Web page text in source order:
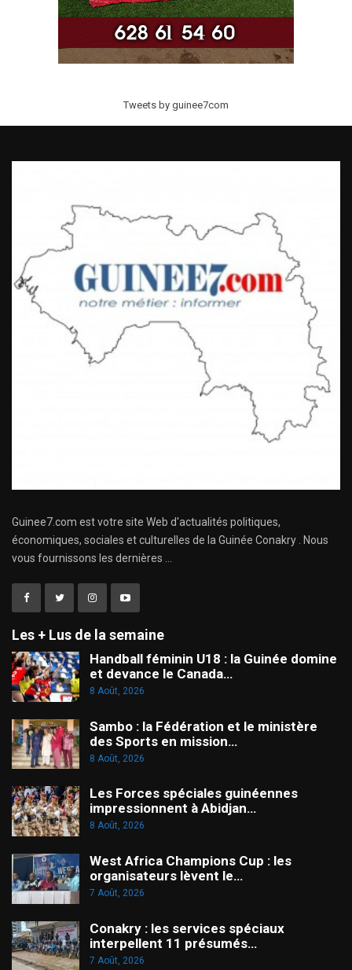
Tweets by guinee7com
Guinee7.com est votre site Web d'actualités politiques,
économiques, sociales et culturelles de la Guinée Conakry . Nous
vous fournissons les dernières ...
Les + Lus de la semaine
Handball féminin U18 : la Guinée domine
et devance le Canada…
8 Août, 2026
Sambo : la Fédération et le ministère
des Sports en mission…
8 Août, 2026
Les Forces spéciales guinéennes
impressionnent à Abidjan…
8 Août, 2026
West Africa Champions Cup : les
organisateurs lèvent le…
7 Août, 2026
Conakry : les services spéciaux
interpellent 11 présumés…
7 Août, 2026